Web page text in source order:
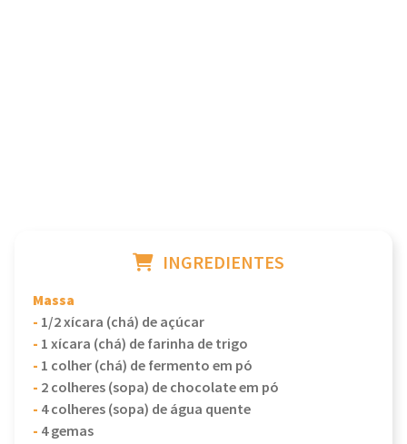
INGREDIENTES
Massa
- 1/2 xícara (chá) de açúcar
- 1 xícara (chá) de farinha de trigo
- 1 colher (chá) de fermento em pó
- 2 colheres (sopa) de chocolate em pó
- 4 colheres (sopa) de água quente
- 4 gemas